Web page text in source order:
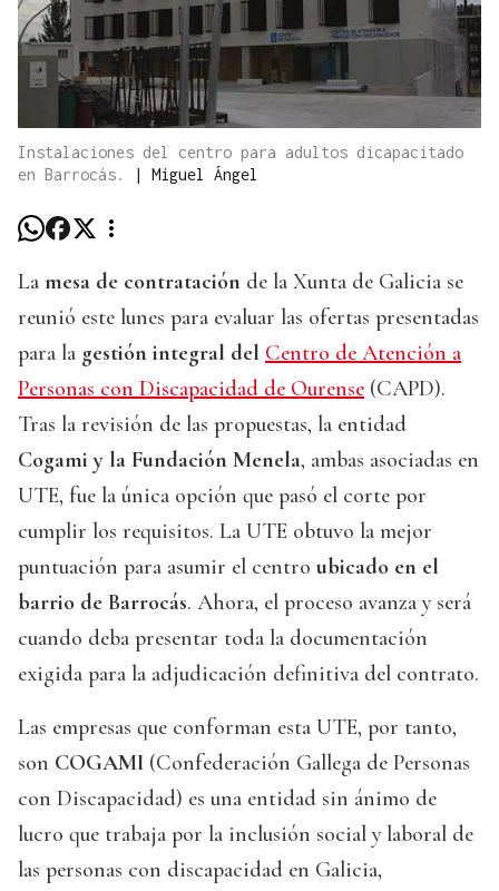
Instalaciones del centro para adultos dicapacitado
en Barrocás.
| Miguel Ángel
La mesa de contratación de la Xunta de Galicia se
reunió este lunes para evaluar las ofertas presentadas
para la gestión integral del Centro de Atención a
Personas con Discapacidad de Ourense (CAPD).
Tras la revisión de las propuestas, la entidad
Cogami y la Fundación Menela, ambas asociadas en
UTE, fue la única opción que pasó el corte por
cumplir los requisitos. La UTE obtuvo la mejor
puntuación para asumir el centro ubicado en el
barrio de Barrocás. Ahora, el proceso avanza y será
cuando deba presentar toda la documentación
exigida para la adjudicación definitiva del contrato.
Las empresas que conforman esta UTE, por tanto,
son COGAMI (Confederación Gallega de Personas
con Discapacidad) es una entidad sin ánimo de
lucro que trabaja por la inclusión social y laboral de
las personas con discapacidad en Galicia,